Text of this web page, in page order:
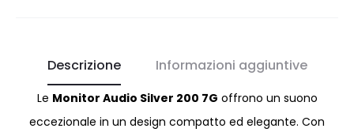
Descrizione Informazioni aggiuntive
Le Monitor Audio Silver 200 7G offrono un suono
eccezionale in un design compatto ed elegante. Con